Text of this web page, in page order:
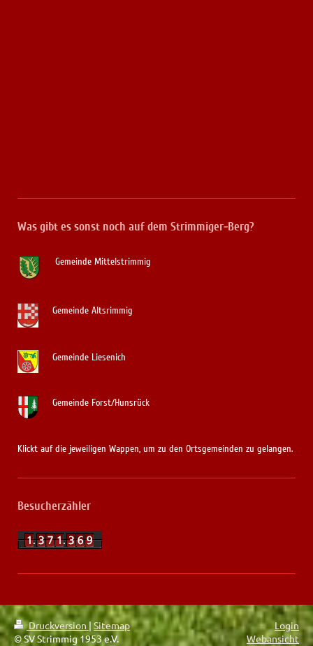
Was gibt es sonst noch auf dem Strimmiger-Berg?
Gemeinde Mittelstrimmig
Gemeinde Altsrimmig
Gemeinde Liesenich
Gemeinde Forst/Hunsrück
Klickt auf die jeweiligen Wappen, um zu den Ortsgemeinden zu gelangen.
Besucherzähler
Druckversion | Sitemap
© SV Strimmig 1953 e.V.
Login
Webansicht